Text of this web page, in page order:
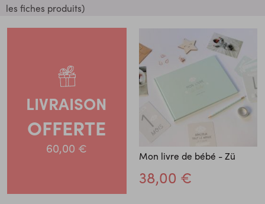
les fiches produits)
LIVRAISON
OFFERTE
60,00 €
Mon livre de bébé - Zü
38,00 €